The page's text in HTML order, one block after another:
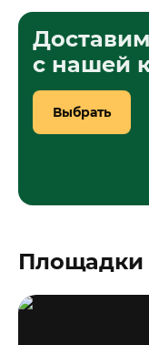
с нашей
Выбрать
Площадки